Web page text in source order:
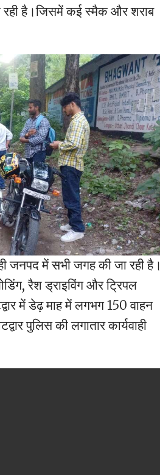
रही है।जिसमें कई स्मैक और शराब
जनपद में सभी जगह की जा रही है।
रैश ड्राइविंग और ट्रिपल
में डेढ़ माह में लगभग 150 वाहन
पुलिस की लगातार कार्यवाही